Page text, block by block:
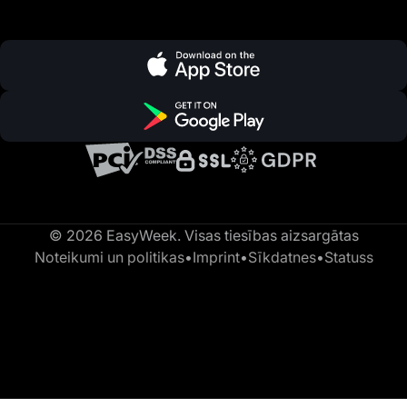
© 2026 EasyWeek. Visas tiesības aizsargātas
Noteikumi un politikas•Imprint•Sīkdatnes•Statuss